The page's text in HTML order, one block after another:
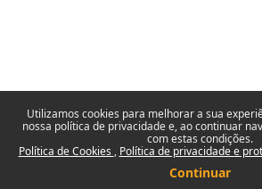
Utilizamos cookies para melhorar a sua
nossa política de privacidade e, ao continuar
com estas condições.
Política de Cookies
Política de privacidade e
Continuar